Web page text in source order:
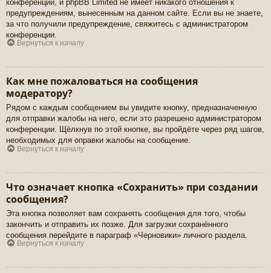
конференции, и phpBB Limited не имеет никакого отношения к
предупреждениям, вынесенным на данном сайте. Если вы не знаете,
за что получили предупреждение, свяжитесь с администратором
конференции.
Вернуться к началу
Как мне пожаловаться на сообщения
модератору?
Рядом с каждым сообщением вы увидите кнопку, предназначенную
для отправки жалобы на него, если это разрешено администратором
конференции. Щёлкнув по этой кнопке, вы пройдёте через ряд шагов,
необходимых для оправки жалобы на сообщение.
Вернуться к началу
Что означает кнопка «Сохранить» при создании
сообщения?
Эта кнопка позволяет вам сохранять сообщения для того, чтобы
закончить и отправить их позже. Для загрузки сохранённого
сообщения перейдите в параграф «Черновики» личного раздела.
Вернуться к началу